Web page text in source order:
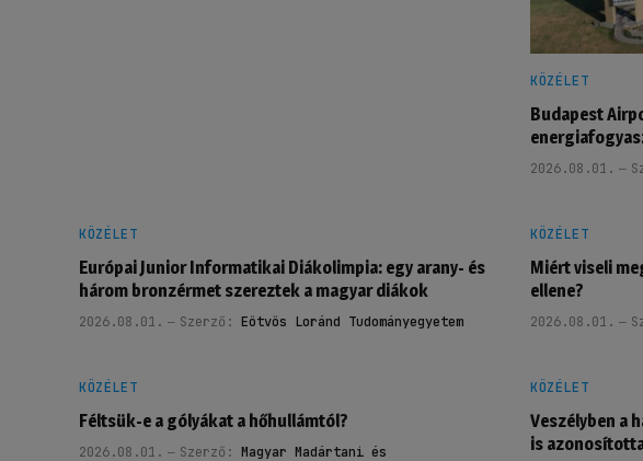
KÖZÉLET
Budapest
2026.08.01.
KÖZÉLET
Európai Junior Informatikai Diákolimpia: egy arany- és
három bronzérmet szereztek a magyar diákok
2026.08.01. Szerző: Eötvös Loránd Tudományegyetem
KÖZÉLET
Miért viseli
ellene?
2026.08.01.
KÖZÉLET
Féltsük-e a gólyákat a hőhullámtól?
2026.08.01. Szerző: Magyar Madártani és
KÖZÉLET
Veszélyben a
is